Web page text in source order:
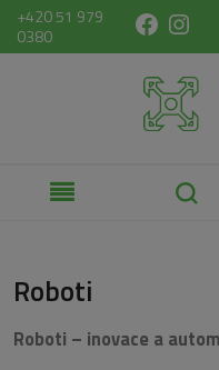
+420 51 979
0380
Roboti
Roboti – inovace a